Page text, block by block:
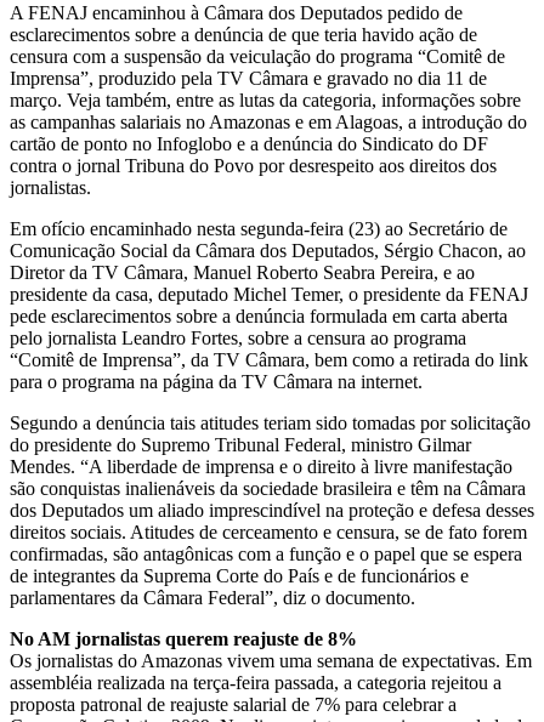
A FENAJ encaminhou à Câmara dos Deputados pedido de
esclarecimentos sobre a denúncia de que teria havido ação de
censura com a suspensão da veiculação do programa “Comitê de
Imprensa”, produzido pela TV Câmara e gravado no dia 11 de
março. Veja também, entre as lutas da categoria, informações sobre
as campanhas salariais no Amazonas e em Alagoas, a introdução do
cartão de ponto no Infoglobo e a denúncia do Sindicato do DF
contra o jornal Tribuna do Povo por desrespeito aos direitos dos
jornalistas.
Em ofício encaminhado nesta segunda-feira (23) ao Secretário de
Comunicação Social da Câmara dos Deputados, Sérgio Chacon, ao
Diretor da TV Câmara, Manuel Roberto Seabra Pereira, e ao
presidente da casa, deputado Michel Temer, o presidente da FENAJ
pede esclarecimentos sobre a denúncia formulada em carta aberta
pelo jornalista Leandro Fortes, sobre a censura ao programa
“Comitê de Imprensa”, da TV Câmara, bem como a retirada do link
para o programa na página da TV Câmara na internet.
Segundo a denúncia tais atitudes teriam sido tomadas por solicitação
do presidente do Supremo Tribunal Federal, ministro Gilmar
Mendes. “A liberdade de imprensa e o direito à livre manifestação
são conquistas inalienáveis da sociedade brasileira e têm na Câmara
dos Deputados um aliado imprescindível na proteção e defesa desses
direitos sociais. Atitudes de cerceamento e censura, se de fato forem
confirmadas, são antagônicas com a função e o papel que se espera
de integrantes da Suprema Corte do País e de funcionários e
parlamentares da Câmara Federal”, diz o documento.
No AM jornalistas querem reajuste de 8%
Os jornalistas do Amazonas vivem uma semana de expectativas. Em
assembléia realizada na terça-feira passada, a categoria rejeitou a
proposta patronal de reajuste salarial de 7% para celebrar a